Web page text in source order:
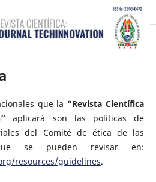
que la “Revista Científica
aplicará son las políticas de
del Comité de ética de las
que se pueden revisar en:
resources/guidelines.